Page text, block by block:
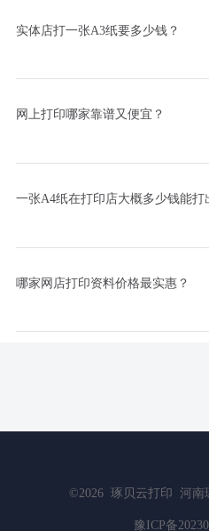
实体店打一张A3纸要多少钱？
网上打印哪家靠谱又便宜？
一张A4纸在打印店大概多少钱能打
哪家网店打印资料价格最实惠？
©2026 琢贝云打印 河南
豫ICP备